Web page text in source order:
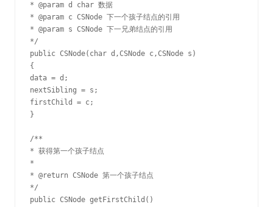
* @param d char 数据
* @param c CSNode 下一个孩子结点的引用
* @param s CSNode 下一兄弟结点的引用
*/
public CSNode(char d,CSNode c,CSNode s)
{
data = d;
nextSibling = s;
firstChild = c;
}
/**
* 获得第一个孩子结点
*
* @return CSNode 第一个孩子结点
*/
public CSNode getFirstChild()